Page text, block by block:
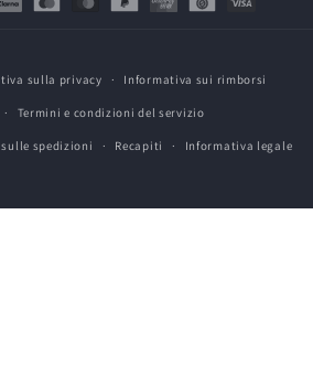
sulla privacy Informativa sui rimborsi
Termini e condizioni del servizio
spedizioni Recapiti Informativa legale